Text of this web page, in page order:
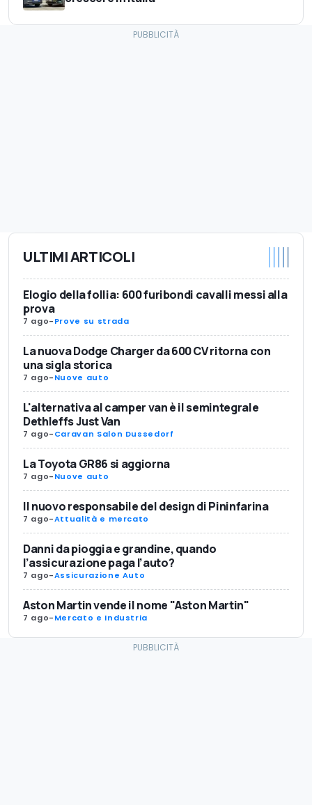
ULTIMI ARTICOLI
Elogio della follia: 600 furibondi cavalli messi alla
prova
7 ago-Prove su strada
La nuova Dodge Charger da 600 CV ritorna con
una sigla storica
7 ago-Nuove auto
L'alternativa al camper van è il semintegrale
Dethleffs Just Van
7 ago-Caravan Salon Dussedorf
La Toyota GR86 si aggiorna
7 ago-Nuove auto
Il nuovo responsabile del design di Pininfarina
7 ago-Attualità e mercato
Danni da pioggia e grandine, quando
l’assicurazione paga l’auto?
7 ago-Assicurazione Auto
Aston Martin vende il nome "Aston Martin"
7 ago-Mercato e Industria